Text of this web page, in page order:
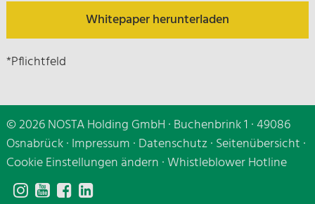
Whitepaper herunterladen
*Pflichtfeld
© 2026 NOSTA Holding GmbH · Buchenbrink 1 · 49086
Osnabrück · Impressum · Datenschutz· Seitenübersicht ·
Cookie Einstellungen ändern ·Whistleblower Hotline